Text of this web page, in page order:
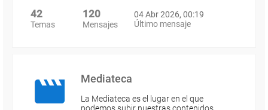
42
Temas
120
Mensajes
04 Abr 2026, 00:19
Último mensaje
Mediateca
La Mediateca es el lugar en el que